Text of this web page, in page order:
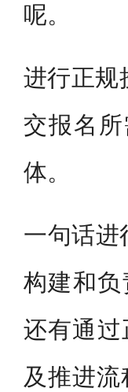
呢。
进行正规
交报名
体。
一句话进
构建和
还有通
及推进